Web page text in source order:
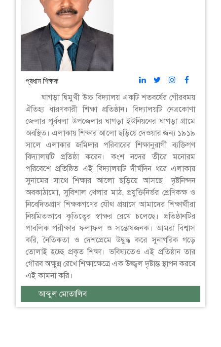
প্রধান শিক্ষক
ঘাগড়া দ্বিমুখী উচ্চ বিদ্যালয় একটি শতবর্ষের গৌরবময়
ঐতিহ্য ধারণকারী শিক্ষা প্রতিষ্ঠান। বিদ্যালয়টি নেত্রকোণা
জেলার পূর্বধলা উপজেলার ঘাগড়া ইউনিয়নের ঘাগড়া গ্রামে
অবস্থিত। এলাকায় শিক্ষার আলো ছড়িয়ে দেওয়ার জন্য ১৯১৯
সালে এলাকার জমিদার পরিবারের শিক্ষানুরাগী ব্যক্তিগণ
বিদ্যালয়টি প্রতিষ্ঠা করেন। কংশ নদের তীরে মনোরম
পরিবেশে প্রতিষ্ঠিত এই বিদ্যালয়টি দীর্ঘদিন ধরে এলাকায়
সুনামের সাথে শিক্ষার আলো ছড়িয়ে আসছে। দৃষ্টনিন্দন
অবকাঠামো, সুবিশাল খেলার মাঠ, প্রযুক্তিনির্ভর শ্রেণিকক্ষ ও
নিবেদিতপ্রাণ শিক্ষকগণের যৌথ প্রয়াসে আমাদের শিক্ষার্থীরা
নিয়মিতভাবে কৃতিত্বের স্বাক্ষর রেখে চলেছে। প্রতিষ্ঠানটির
পাবলিক পরীক্ষার ফলাফল ও সন্তোষজনক। আমরা বিশ্বাস
করি, নৈতিকতা ও দেশপ্রেমে উদ্বুদ্ধ করে সুনাগরিক গড়ে
তোলাই হচ্ছে প্রকৃত শিক্ষা। ভবিষ্যতেও এই প্রতিষ্ঠান তার
গৌরব অক্ষুন্ন রেখে শিক্ষাক্ষেত্রে এক উজ্জ্বল দৃষ্টান্ত স্থাপন করবে
এই কামনা করি।
আব্দুল মোতালিব